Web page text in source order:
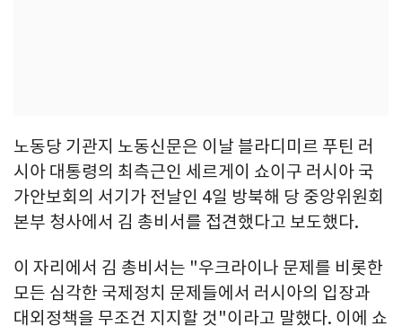
노동당 기관지 노동신문은 이날 블라디미르 푸틴 러
시아 대통령의 최측근인 세르게이 쇼이구 러시아 국
가안보회의 서기가 전날인 4일 방북해 당 중앙위원회
본부 청사에서 김 총비서를 접견했다고 보도했다.
이 자리에서 김 총비서는 "우크라이나 문제를 비롯한
모든 심각한 국제정치 문제들에서 러시아의 입장과
대외정책을 무조건 지지할 것"이라고 말했다. 이에 쇼